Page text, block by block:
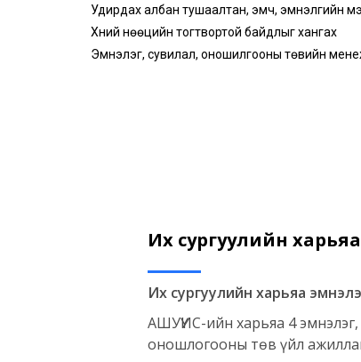
Удирдах албан тушаалтан, эмч, эмнэлгийн
Хүний нөөцийн тогтвортой байдлыг хангах
Эмнэлэг, сувилал, оношилгооны төвийн
Их сургуулийн
Их сургуулийн харьяа
АШУҮИС-ийн харьяа 4 эмнэлэг,
оношлогооны төв үйл